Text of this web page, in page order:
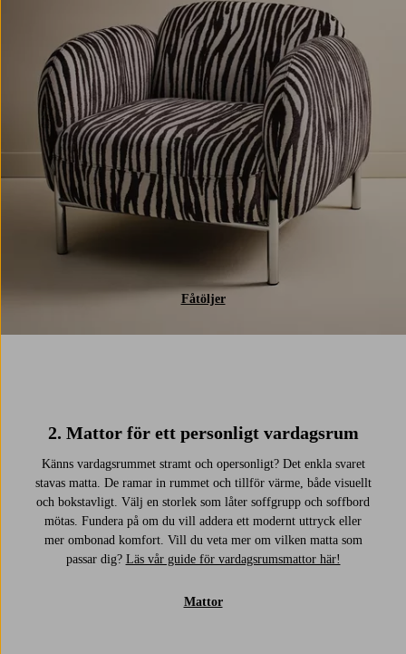
Fåtöljer
2. Mattor för ett personligt vardagsrum
Känns vardagsrummet stramt och opersonligt? Det enkla svaret
stavas matta. De ramar in rummet och tillför värme, både visuellt
och bokstavligt. Välj en storlek som låter soffgrupp och soffbord
mötas. Fundera på om du vill addera ett modernt uttryck eller
mer ombonad komfort. Vill du veta mer om vilken matta som
passar dig? Läs vår guide för vardagsrumsmattor här!
Mattor